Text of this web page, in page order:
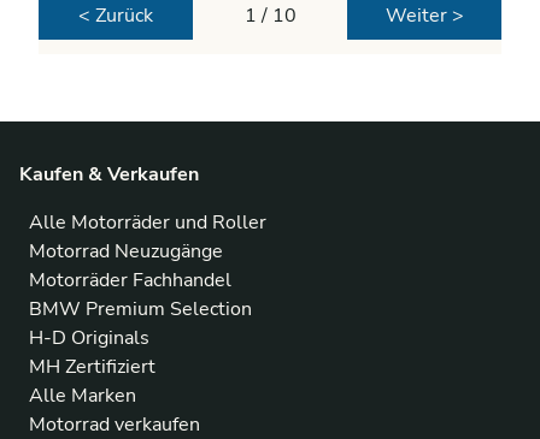
< Zurück 1 / 10 Weiter >
Kaufen & Verkaufen
Alle Motorräder und Roller
Motorrad Neuzugänge
Motorräder Fachhandel
BMW Premium Selection
H-D Originals
MH Zertifiziert
Alle Marken
Motorrad verkaufen